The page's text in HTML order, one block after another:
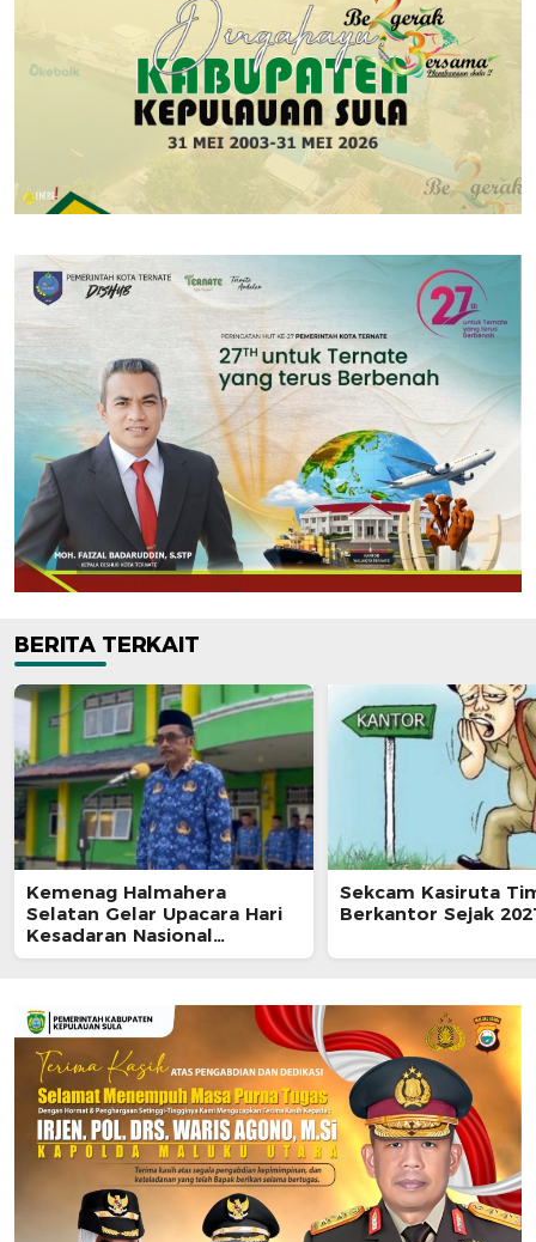
BERITA TERKAIT
Kemenag Halmahera
Selatan Gelar Upacara Hari
Kesadaran Nasional
Bertepatan dengan Tahun
Sekcam Kasiruta
Berkantor Sejak